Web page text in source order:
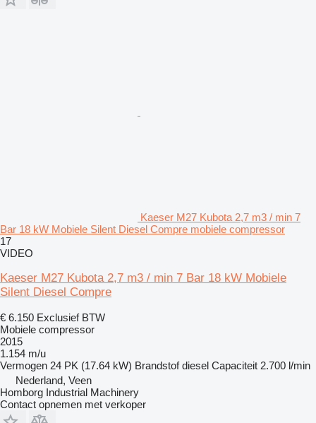
Kaeser M27 Kubota 2,7 m3 / min 7
Bar 18 kW Mobiele Silent Diesel Compre mobiele compressor
17
VIDEO
Kaeser M27 Kubota 2,7 m3 / min 7 Bar 18 kW Mobiele
Silent Diesel Compre
€ 6.150 Exclusief BTW
Mobiele compressor
2015
1.154 m/u
Vermogen 24 PK (17.64 kW) Brandstof diesel Capaciteit 2.700 l/min
Nederland, Veen
Homborg Industrial Machinery
Contact opnemen met verkoper